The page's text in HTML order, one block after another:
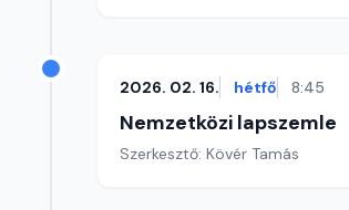
2026. 02. 16. hétfő 8:45
Nemzetközi lapszemle
Szerkesztő: Kövér Tamás